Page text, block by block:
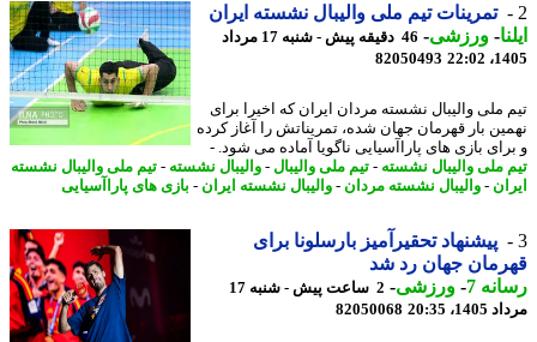
تمرینات تیم ملی والیبال نشسته ایران
-ورزشی-
46 دقیقه پیش - شنبه 17 مرداد
82050493
ملی والیبال نشسته مردان ایران که اخیرا برای
بار قهرمان جهان شده، تمریناتش را آغاز کرده
بازی های پاراآسیایی ناگویا آماده می شود. -
ملی والیبال نشسته-تیم ملی والیبال-والیبال نشسته-تیم ملی والیبال نشسته
- والیبال نشسته مردان - والیبال نشسته ایران - بازی های پاراآسیایی
پیشنهاد تحقیرآمیز بارسلونا برای
جهان رد شد
7
-ورزشی-
2 ساعت پیش - شنبه 17
20:35
82050068